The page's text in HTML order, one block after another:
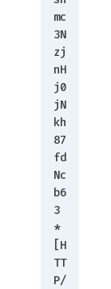
mc
3N
zj
nH
j0
jN
kh
87
fd
Nc
b6
3
*
[H
TT
P/